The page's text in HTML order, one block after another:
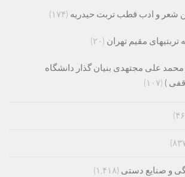
شعر و ادب قطب تربت حیدریه (۱۷۴)
مقیم تهران (۲۰)
محمد علی مجتهدی بنیان گذار دانشگاه
) (۱۰۷)
و صنایع دستی (۱,۴۱۸)